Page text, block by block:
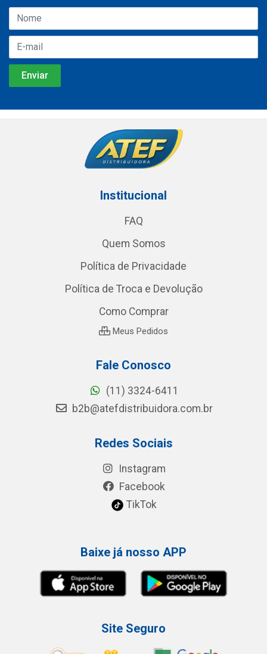
Institucional
FAQ
Quem Somos
Política de Privacidade
Política de Troca e Devolução
Como Comprar
Meus Pedidos
Fale Conosco
(11) 3324-6411
b2b@atefdistribuidora.com.br
Redes Sociais
Instagram
Facebook
TikTok
Baixe já nosso APP
Site Seguro